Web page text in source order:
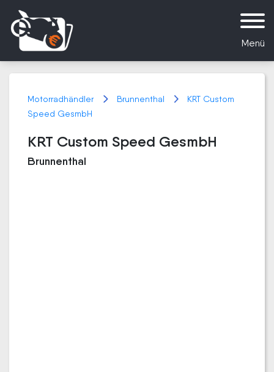
Menü
Motorradhändler Brunnenthal
KRT Custom
Speed GesmbH
KRT Custom Speed GesmbH
Brunnenthal